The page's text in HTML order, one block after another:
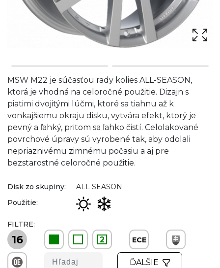
MSW M22 je súčasťou rady kolies ALL-SEASON,
ktorá je vhodná na celoročné použitie. Dizajn s
piatimi dvojitými lúčmi, ktoré sa tiahnu až k
vonkajšiemu okraju disku, vytvára efekt, ktorý je
pevný a ľahký, pritom sa ľahko čistí. Celolakované
povrchové úpravy sú vyrobené tak, aby odolali
nepriaznivému zimnému počasiu a aj pre
bezstarostné celoročné použitie.
Disk zo skupiny:
ALL SEASON
Použitie:
FILTRE:
16 2 ECE
ĎALŠIE